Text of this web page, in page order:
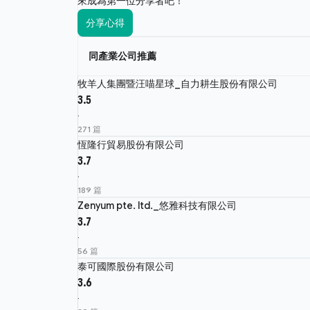
分享心得
同產業公司推薦
牧羊人集團暨汪喵星球_自力耕生股份有限公司
3.5
·
271 篇
恆隆行貿易股份有限公司
3.7
·
189 篇
Zenyum pte. ltd._悠雅科技有限公司
3.7
·
56 篇
泰可國際股份有限公司
3.6
·